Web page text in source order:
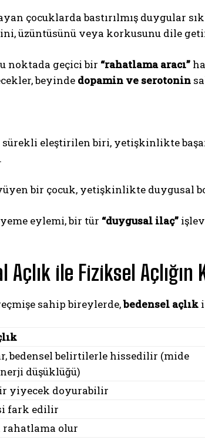
çocuklarda bastırılmış duygular
üzüntüsünü veya korkusunu dile
noktada geçici bir “rahatlama aracı”
beyinde dopamin ve serotonin
sürekli eleştirilen biri, yetişkinlikte
bir çocuk, yetişkinlikte duygusal
eylemi, bir tür “duygusal ilaç”
Açlık ile Fiziksel Açlığın
sahip bireylerde,bedensel açlık
bedensel belirtilerle hissedilir (mide
düşüklüğü)
yiyecek doyurabilir
fark edilir
rahatlama olur